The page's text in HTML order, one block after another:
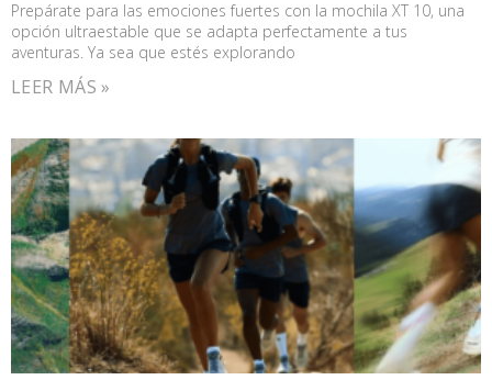
Prepárate para las emociones fuertes con la mochila XT 10, una
opción ultraestable que se adapta perfectamente a tus
aventuras. Ya sea que estés explorando
LEER MÁS »